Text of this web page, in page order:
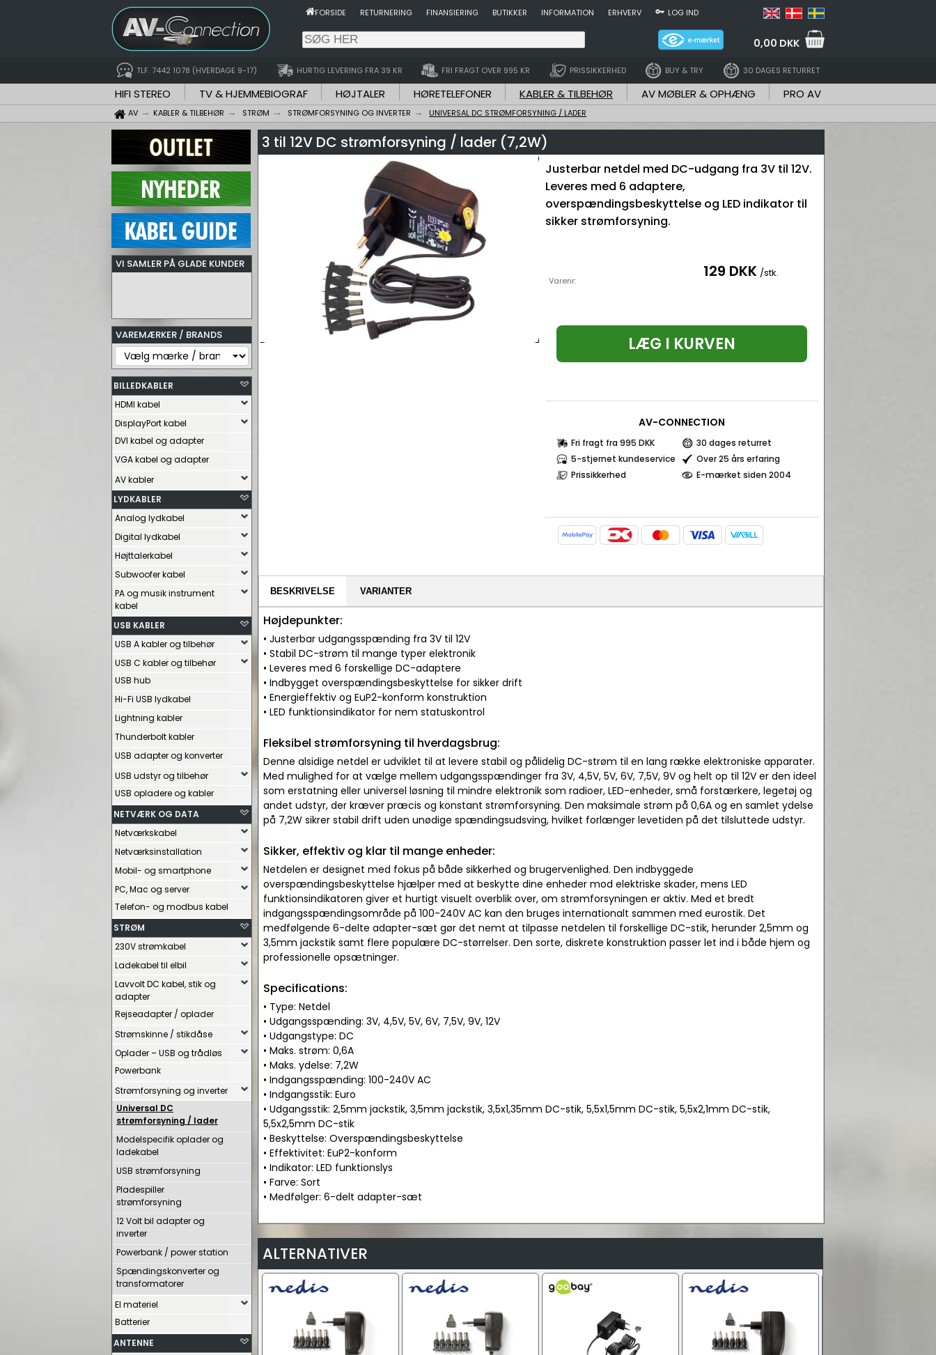
FORSIDE RETURNERING FINANSIERING BUTIKKER INFORMATION ERHVERV LOG IND
0,00 DKK
TLF. 7442 1078 (HVERDAGE 9-17) HURTIG LEVERING FRA 39 KR FRI FRAGT OVER 995 KR PRISSIKKERHED BUY & TRY 30 DAGES RETURRET
HIFI STEREO TV & HJEMMEBIOGRAF HØJTALER HØRETELEFONER KABLER & TILBEHØR AV MØBLER & OPHÆNG PRO AV
AV KABLER & TILBEHØR STRØM STRØMFORSYNING OG INVERTER UNIVERSAL DC STRØMFORSYNING / LADER
VI SAMLER PÅ GLADE KUNDER
VAREMÆRKER / BRANDS
BILLEDKABLER
HDMI kabel
DisplayPort kabel
DVI kabel og adapter
VGA kabel og adapter
AV kabler
LYDKABLER
Analog lydkabel
Digital lydkabel
Højttalerkabel
Subwoofer kabel
PA og musik instrument
kabel
USB KABLER
USB A kabler og tilbehør
USB C kabler og tilbehør
USB hub
Hi-Fi USB lydkabel
Lightning kabler
Thunderbolt kabler
USB adapter og konverter
USB udstyr og tilbehør
USB opladere og kabler
NETVÆRK OG DATA
Netværkskabel
Netværksinstallation
Mobil- og smartphone
PC, Mac og server
Telefon- og modbus kabel
STRØM
230V strømkabel
Ladekabel til elbil
Lavvolt DC kabel, stik og
adapter
Rejseadapter / oplader
Strømskinne / stikdåse
Oplader – USB og trådløs
Powerbank
Strømforsyning og inverter
Universal DC
strømforsyning / lader
Modelspecifik oplader og
ladekabel
USB strømforsyning
Pladespiller
strømforsyning
12 Volt bil adapter og
inverter
Powerbank / power station
Spændingskonverter og
transformatorer
El materiel
Batterier
ANTENNE
3 til 12V DC strømforsyning / lader (7,2W)
Justerbar netdel med DC-udgang fra 3V til 12V.
Leveres med 6 adaptere,
overspændingsbeskyttelse og LED indikator til
sikker strømforsyning.
Varenr: 129 DKK /stk.
LÆG I KURVEN
AV-CONNECTION
Fri fragt fra 995 DKK
30 dages returret
5-stjernet kundeservice
Over 25 års erfaring
Prissikkerhed
E-mærket siden 2004
BESKRIVELSE VARIANTER
Højdepunkter:
• Justerbar udgangsspænding fra 3V til 12V
• Stabil DC-strøm til mange typer elektronik
• Leveres med 6 forskellige DC-adaptere
• Indbygget overspændingsbeskyttelse for sikker drift
• Energieffektiv og EuP2-konform konstruktion
• LED funktionsindikator for nem statuskontrol
Fleksibel strømforsyning til hverdagsbrug:
Denne alsidige netdel er udviklet til at levere stabil og pålidelig DC-strøm til en lang række elektroniske apparater.
Med mulighed for at vælge mellem udgangsspændinger fra 3V, 4,5V, 5V, 6V, 7,5V, 9V og helt op til 12V er den ideel
som erstatning eller universel løsning til mindre elektronik som radioer, LED-enheder, små forstærkere, legetøj og
andet udstyr, der kræver præcis og konstant strømforsyning. Den maksimale strøm på 0,6A og en samlet ydelse
på 7,2W sikrer stabil drift uden unødige spændingsudsving, hvilket forlænger levetiden på det tilsluttede udstyr.
Sikker, effektiv og klar til mange enheder:
Netdelen er designet med fokus på både sikkerhed og brugervenlighed. Den indbyggede
overspændingsbeskyttelse hjælper med at beskytte dine enheder mod elektriske skader, mens LED
funktionsindikatoren giver et hurtigt visuelt overblik over, om strømforsyningen er aktiv. Med et bredt
indgangsspændingsområde på 100-240V AC kan den bruges internationalt sammen med eurostik. Det
medfølgende 6-delte adapter-sæt gør det nemt at tilpasse netdelen til forskellige DC-stik, herunder 2,5mm og
3,5mm jackstik samt flere populære DC-størrelser. Den sorte, diskrete konstruktion passer let ind i både hjem og
professionelle opsætninger.
Specifications:
• Type: Netdel
• Udgangsspænding: 3V, 4,5V, 5V, 6V, 7,5V, 9V, 12V
• Udgangstype: DC
• Maks. strøm: 0,6A
• Maks. ydelse: 7,2W
• Indgangsspænding: 100-240V AC
• Indgangsstik: Euro
• Udgangsstik: 2,5mm jackstik, 3,5mm jackstik, 3,5x1,35mm DC-stik, 5,5x1,5mm DC-stik, 5,5x2,1mm DC-stik,
5,5x2,5mm DC-stik
• Beskyttelse: Overspændingsbeskyttelse
• Effektivitet: EuP2-konform
• Indikator: LED funktionslys
• Farve: Sort
• Medfølger: 6-delt adapter-sæt
ALTERNATIVER